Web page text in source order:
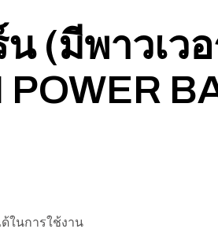
(มีพาวเว
ในการใช้งาน